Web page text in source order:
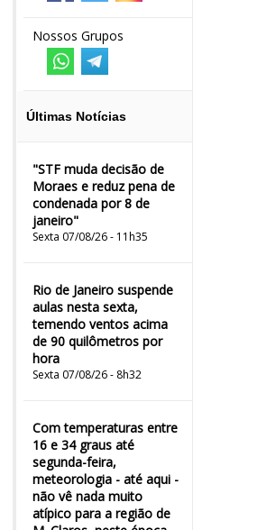
Nossos Grupos
Últimas Notícias
"STF muda decisão de
Moraes e reduz pena de
condenada por 8 de
janeiro"
Sexta 07/08/26 - 11h35
Rio de Janeiro suspende
aulas nesta sexta,
temendo ventos acima
de 90 quilômetros por
hora
Sexta 07/08/26 - 8h32
Com temperaturas entre
16 e 34 graus até
segunda-feira,
meteorologia - até aqui -
não vê nada muito
atípico para a região de